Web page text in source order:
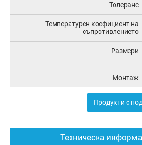
Толеранс
Температурен коефициент на
съпротивлението
Размери
Монтаж
Продукти с
Техническа